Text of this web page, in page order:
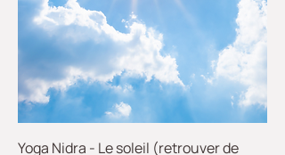
Yoga Nidra - Le soleil (retrouver de